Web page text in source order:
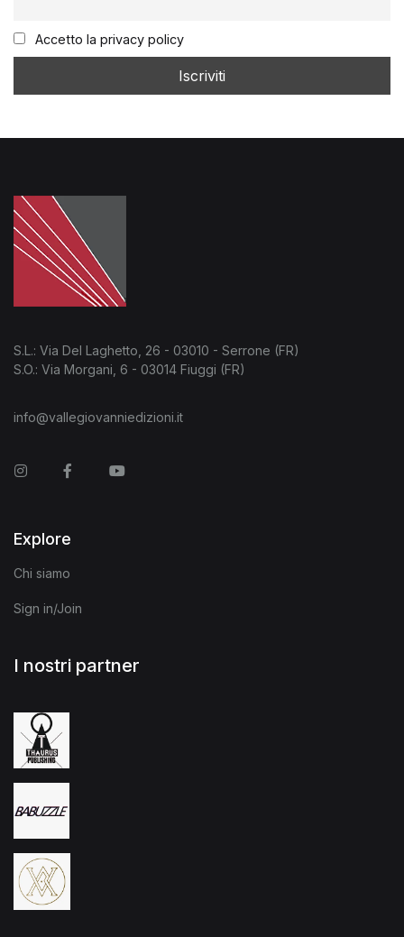
Accetto la privacy policy
S.L.: Via Del Laghetto, 26 - 03010 - Serrone (FR)
S.O.: Via Morgani, 6 - 03014 Fiuggi (FR)
info@vallegiovanniedizioni.it
InstagramFacebookYou Tube
Explore
Chi siamo
Sign in/Join
I nostri partner